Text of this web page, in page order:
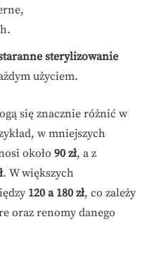
sterylizowanie
użyciem.
się znacznie różnić w
w mniejszych
około 90 zł, a z
. W większych
120 a 180 zł, co zależy
oraz renomy danego